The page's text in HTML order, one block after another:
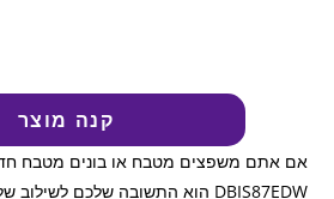
קנה מוצר
אם אתם משפצים מטבח או בונים מטבח
DBIS87EDW הוא התשובה שלכם לשילוב של